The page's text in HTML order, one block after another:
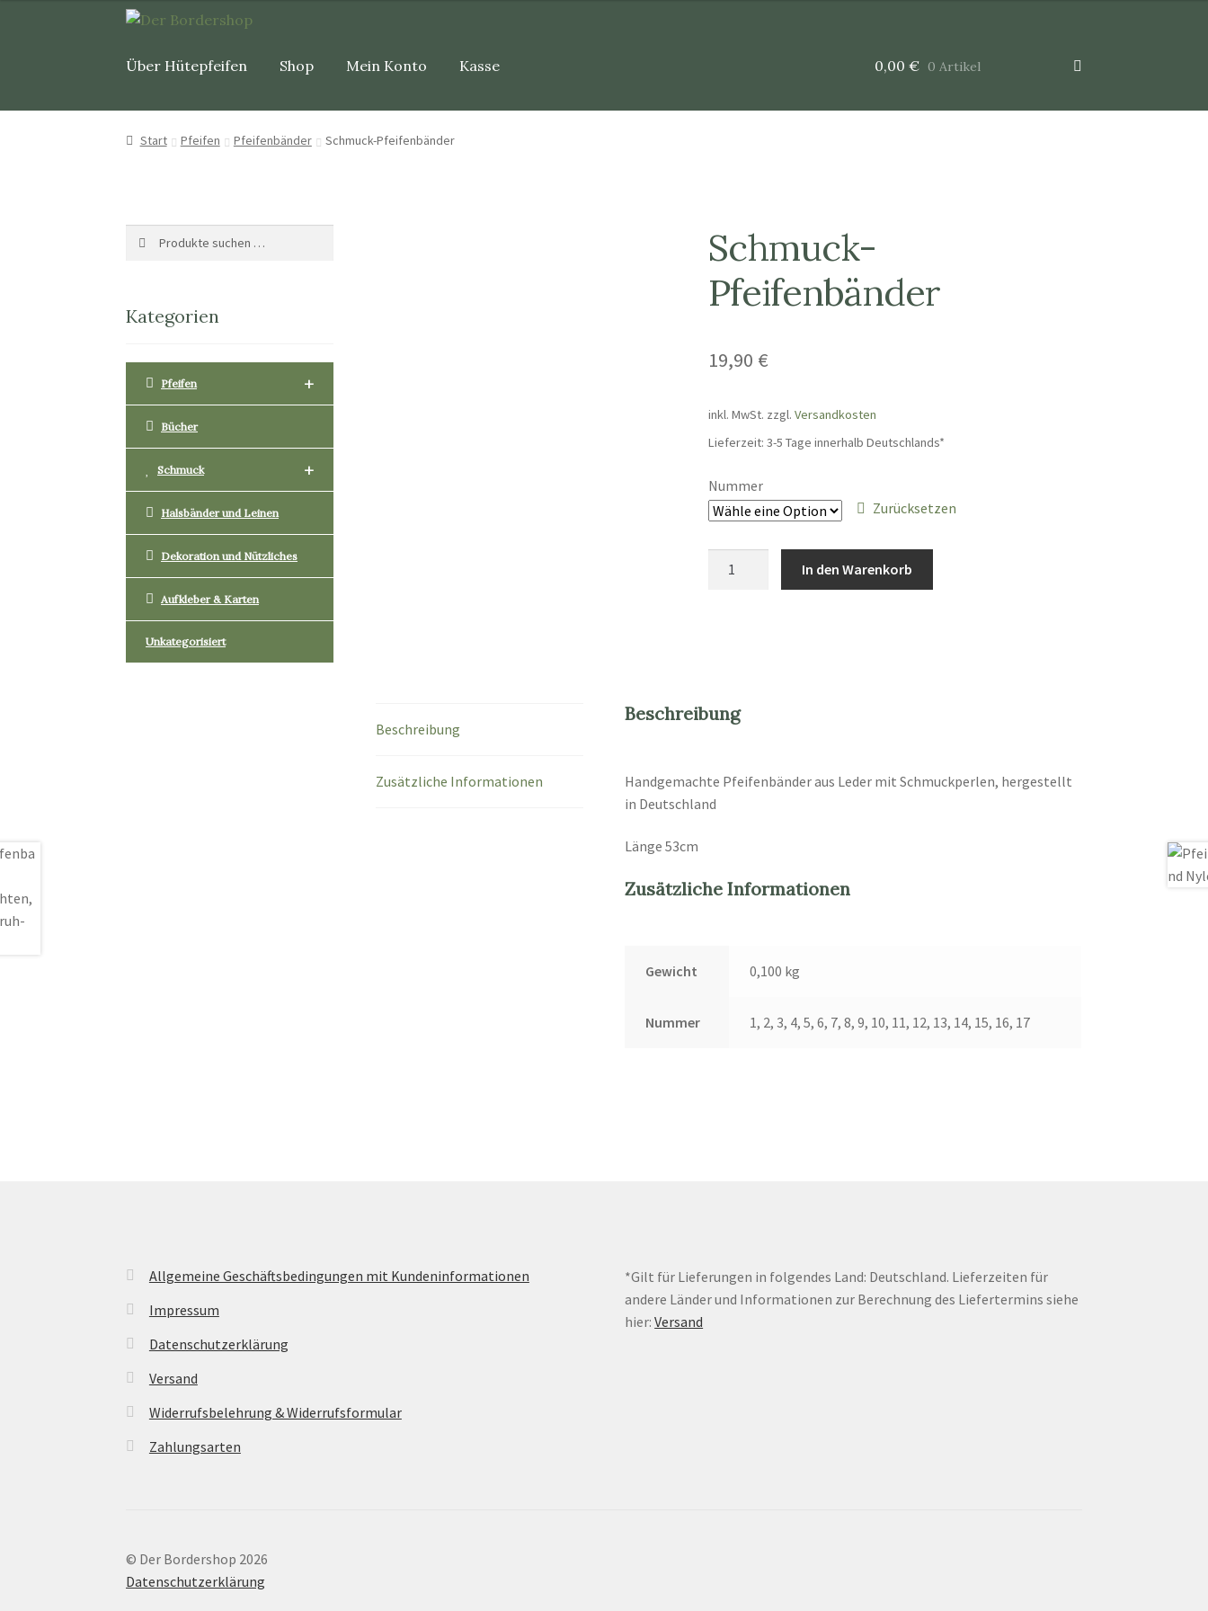
Über Hütepfeifen Shop Mein Konto Kasse 0,00 € 0 Artikel
Start Pfeifen Pfeifenbänder Schmuck-Pfeifenbänder
Schmuck-
Pfeifenbänder
19,90 €
inkl. MwSt. zzgl. Versandkosten
Lieferzeit: 3-5 Tage innerhalb Deutschlands*
Nummer
Zurücksetzen
In den Warenkorb
Beschreibung
Zusätzliche Informationen
Beschreibung
Handgemachte Pfeifenbänder aus Leder mit Schmuckperlen, hergestellt
in Deutschland
Länge 53cm
Zusätzliche Informationen
Gewicht 0,100 kg
Nummer 1, 2, 3, 4, 5, 6, 7, 8, 9, 10, 11, 12, 13, 14, 15, 16, 17
Kategorien
+
Pfeifen
Bücher
+
Schmuck
Halsbänder und Leinen
Dekoration und Nützliches
Aufkleber & Karten
Unkategorisiert
Allgemeine Geschäftsbedingungen mit Kundeninformationen
Impressum
Datenschutzerklärung
Versand
Widerrufsbelehrung & Widerrufsformular
Zahlungsarten
*Gilt für Lieferungen in folgendes Land: Deutschland. Lieferzeiten für
andere Länder und Informationen zur Berechnung des Liefertermins siehe
hier:Versand
© Der Bordershop 2026
Datenschutzerklärung